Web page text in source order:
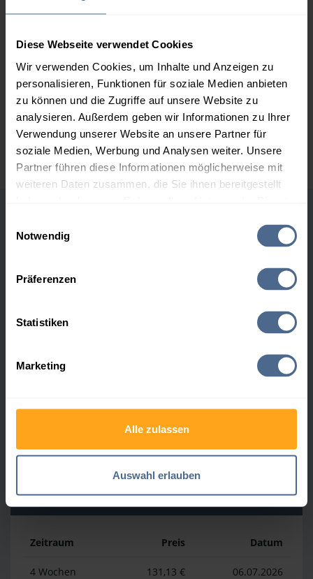
Diese Webseite verwendet Cookies
Wir verwenden Cookies, um Inhalte und Anzeigen zu
personalisieren, Funktionen für soziale Medien anbieten
zu können und die Zugriffe auf unsere Website zu
analysieren. Außerdem geben wir Informationen zu Ihrer
Verwendung unserer Website an unsere Partner für
soziale Medien, Werbung und Analysen weiter. Unsere
Partner führen diese Informationen möglicherweise mit
weiteren Daten zusammen, die Sie ihnen bereitgestellt
Notwendig
Präferenzen
Statistiken
Marketing
Alle zulassen
Auswahl erlauben
3.000 Liter
158,43 €
159,63 €
5.000 Liter
156,91 €
158,11 €
– 1,20 €
Preise für Heizöl in Standardqualität nach Ö-Norm C 1109 in € / 100
Liter inkl. MwSt. und Lieferung bei einer Lieferstelle.
Höchst- und Tiefststände der
30.07.2026
3 Monate 169,23 € 30.07.2026
193,13 €
Heizölpreis-Tiefstwerte
Zeitraum Preis Datum
4 Wochen 131,13 € 06.07.2026